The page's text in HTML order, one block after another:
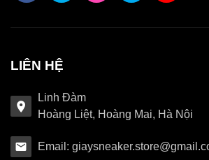
LIÊN HỆ
Linh Đàm
Hoàng Liệt, Hoàng Mai, Hà Nội
Email: